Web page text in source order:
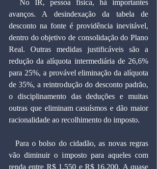
avanços. A desindexação da tabela de
desconto na fonte é providência inevitável,
dentro do objetivo de consolidação do Plano
Real. Outras medidas justificáveis são a
redução da alíquota intermediária de 26,6%
para 25%, a provável eliminação da alíquota
de 35%, a reintrodução do desconto padrão,
o disciplinamento das deduções e muitas
outras que eliminam casuísmos e dão maior
racionalidade ao recolhimento do imposto.
vão diminuir o imposto para aqueles com
renda entre R$ 1.550 e R$ 16.200. A quase